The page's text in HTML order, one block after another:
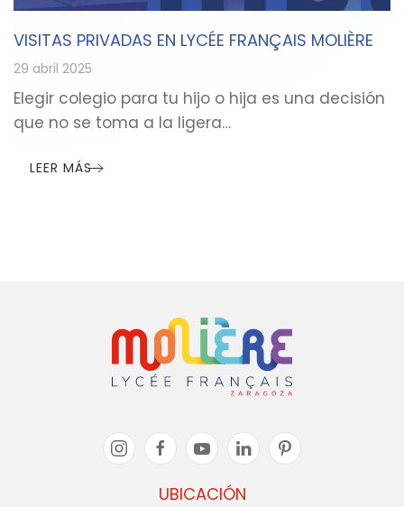
VISITAS PRIVADAS EN LYCÉE FRANÇAIS MOLIÈRE
29 abril 2025
Elegir colegio para tu hijo o hija es una decisión
que no se toma a la ligera…
LEER MÁS
UBICACIÓN